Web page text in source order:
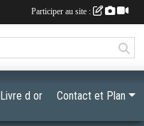
Livre d or Contact et Plan
Participer au site :